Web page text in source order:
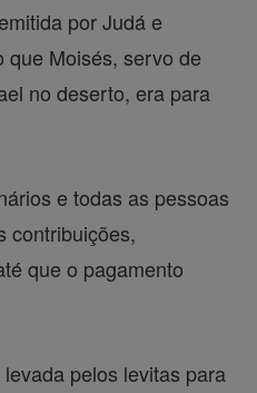
por Judá e
que Moisés, servo de
no deserto, era para
e todas as pessoas
contribuições,
que o pagamento
pelos levitas para